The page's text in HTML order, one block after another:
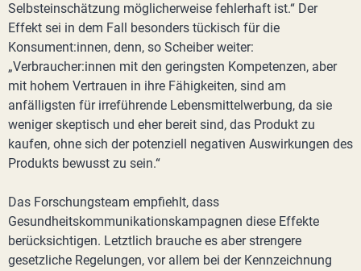
Selbsteinschätzung möglicherweise fehlerhaft ist.“ Der
Effekt sei in dem Fall besonders tückisch für die
Konsument:innen, denn, so Scheiber weiter:
„Verbraucher:innen mit den geringsten Kompetenzen, aber
mit hohem Vertrauen in ihre Fähigkeiten, sind am
anfälligsten für irreführende Lebensmittelwerbung, da sie
weniger skeptisch und eher bereit sind, das Produkt zu
kaufen, ohne sich der potenziell negativen Auswirkungen des
Produkts bewusst zu sein.“
Das Forschungsteam empfiehlt, dass
Gesundheitskommunikationskampagnen diese Effekte
berücksichtigen. Letztlich brauche es aber strengere
gesetzliche Regelungen, vor allem bei der Kennzeichnung